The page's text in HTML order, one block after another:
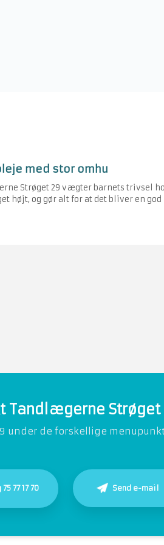
med stor omhu
Strøget 29 vægter barnets trivsel
højt, og gør alt for at det bliver en god
Tandlægerne Strøget
under de forskellige
77 17 70 Send e-mail